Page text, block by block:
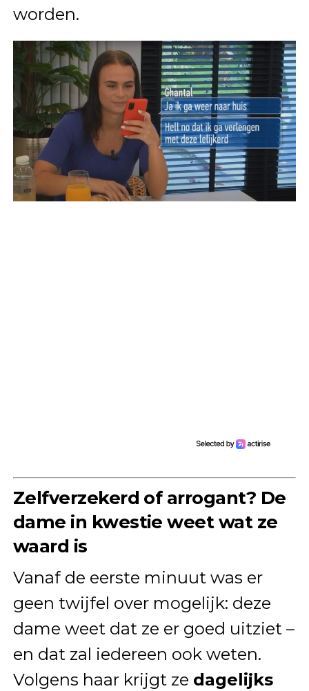
worden.
Zelfverzekerd of arrogant? De
dame in kwestie weet wat ze
waard is
Vanaf de eerste minuut was er
geen twijfel over mogelijk: deze
dame weet dat ze er goed uitziet –
en dat zal iedereen ook weten.
Volgens haar krijgt ze dagelijks